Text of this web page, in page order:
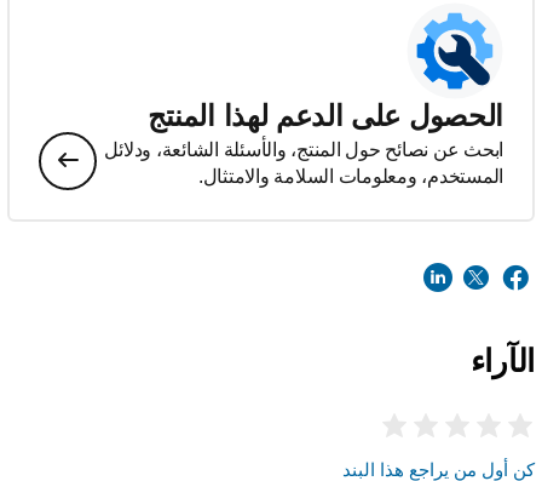
الحصول على الدعم لهذا المنتج
ابحث عن نصائح حول المنتج، والأسئلة الشائعة، ودلائل
المستخدم، ومعلومات السلامة والامتثال.
الآراء
كن أول من يراجع هذا البند